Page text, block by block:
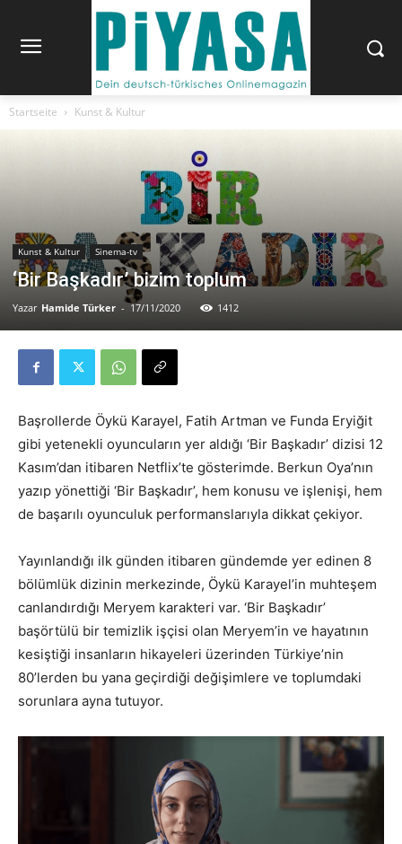
Startseite Kunst & Kultur
Kunst & Kultur Sinema-tv
‘Bir Başkadır’ bizim toplum
Yazar Hamide Türker - 17/11/2020 1412
Başrollerde Öykü Karayel, Fatih Artman ve Funda Eryiğit
gibi yetenekli oyuncuların yer aldığı ‘Bir Başkadır’ dizisi 12
Kasım’dan itibaren Netflix’te gösterimde. Berkun Oya’nın
yazıp yönettiği ‘Bir Başkadır’, hem konusu ve işlenişi, hem
de başarılı oyunculuk performanslarıyla dikkat çekiyor.
Yayınlandığı ilk günden itibaren gündemde yer edinen 8
bölümlük dizinin merkezinde, Öykü Karayel’in muhteşem
canlandırdığı Meryem karakteri var. ‘Bir Başkadır’
başörtülü bir temizlik işçisi olan Meryem’in ve hayatının
kesiştiği insanların hikayeleri üzerinden Türkiye’nin
80’lerden bu yana geçirdiği değişimlere ve toplumdaki
sorunlara ayna tutuyor.